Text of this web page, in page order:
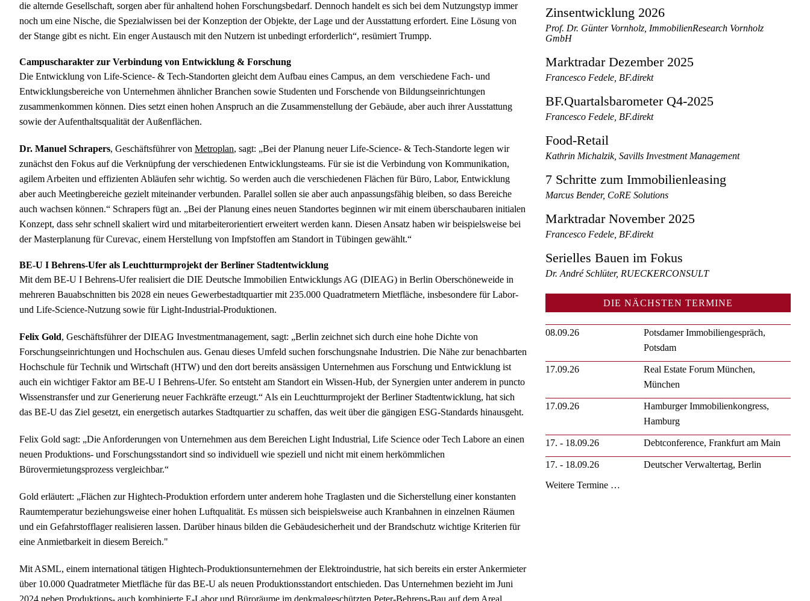
die alternde Gesellschaft, sorgen aber für anhaltend hohen Forschungsbedarf. Dennoch handelt es sich bei dem Nutzungstyp immer
noch um eine Nische, die Spezialwissen bei der Konzeption der Objekte, der Lage und der Ausstattung erfordert. Eine Lösung von
der Stange gibt es nicht. Ein enger Austausch mit den Nutzern ist unbedingt erforderlich“, resümiert Trumpp.
Campuscharakter zur Verbindung von Entwicklung & Forschung
Die Entwicklung von Life-Science- & Tech-Standorten gleicht dem Aufbau eines Campus, an dem verschiedene Fach- und
Entwicklungsbereiche von Unternehmen ähnlicher Branchen sowie Studenten und Forschende von Bildungseinrichtungen
zusammenkommen können. Dies setzt einen hohen Anspruch an die Zusammenstellung der Gebäude, aber auch ihrer Ausstattung
sowie der Aufenthaltsqualität der Außenflächen.
Dr. Manuel Schrapers, Geschäftsführer von Metroplan, sagt: „Bei der Planung neuer Life-Science- & Tech-Standorte legen wir
zunächst den Fokus auf die Verknüpfung der verschiedenen Entwicklungsteams. Für sie ist die Verbindung von Kommunikation,
agilem Arbeiten und effizienten Abläufen sehr wichtig. So werden auch die verschiedenen Flächen für Büro, Labor, Entwicklung
aber auch Meetingbereiche gezielt miteinander verbunden. Parallel sollen sie aber auch anpassungsfähig bleiben, so dass Bereiche
auch wachsen können.“ Schrapers fügt an. „Bei der Planung eines neuen Standortes beginnen wir mit einem überschaubaren initialen
Konzept, dass sehr schnell skaliert wird und mitarbeiterorientiert erweitert werden kann. Diesen Ansatz haben wir beispielsweise bei
der Masterplanung für Curevac, einem Herstellung von Impfstoffen am Standort in Tübingen gewählt.“
BE-U I Behrens-Ufer als Leuchtturmprojekt der Berliner Stadtentwicklung
Mit dem BE-U I Behrens-Ufer realisiert die DIE Deutsche Immobilien Entwicklungs AG (DIEAG) in Berlin Oberschöneweide in
mehreren Bauabschnitten bis 2028 ein neues Gewerbestadtquartier mit 235.000 Quadratmetern Mietfläche, insbesondere für Labor-
und Life-Science-Nutzung sowie für Light-Industrial-Produktionen.
Felix Gold, Geschäftsführer der DIEAG Investmentmanagement, sagt: „Berlin zeichnet sich durch eine hohe Dichte von
Forschungseinrichtungen und Hochschulen aus. Genau dieses Umfeld suchen forschungsnahe Industrien. Die Nähe zur benachbarten
Hochschule für Technik und Wirtschaft (HTW) und den dort bereits ansässigen Unternehmen aus Forschung und Entwicklung ist
auch ein wichtiger Faktor am BE-U I Behrens-Ufer. So entsteht am Standort ein Wissen-Hub, der Synergien unter anderem in puncto
Wissenstransfer und zur Generierung neuer Fachkräfte erzeugt.“ Als ein Leuchtturmprojekt der Berliner Stadtentwicklung, hat sich
das BE-U das Ziel gesetzt, ein energetisch autarkes Stadtquartier zu schaffen, das weit über die gängigen ESG-Standards hinausgeht.
Felix Gold sagt: „Die Anforderungen von Unternehmen aus dem Bereichen Light Industrial, Life Science oder Tech Labore an einen
neuen Produktions- und Forschungsstandort sind so individuell wie speziell und nicht mit einem herkömmlichen
Bürovermietungsprozess vergleichbar.“
Gold erläutert: „Flächen zur Hightech-Produktion erfordern unter anderem hohe Traglasten und die Sicherstellung einer konstanten
Raumtemperatur beziehungsweise einer hohen Luftqualität. Es müssen sich beispielsweise auch Kranbahnen in einzelnen Räumen
und ein Gefahrstofflager realisieren lassen. Darüber hinaus bilden die Gebäudesicherheit und der Brandschutz wichtige Kriterien für
eine Anmietbarkeit in diesem Bereich."
Mit ASML, einem international tätigen Hightech-Produktionsunternehmen der Elektroindustrie, hat sich bereits ein erster Ankermieter
über 10.000 Quadratmeter Mietfläche für das BE-U als neuen Produktionsstandort entschieden. Das Unternehmen bezieht im Juni
2024 neben Produktions- auch kombinierte E-Labor und Büroräume im denkmalgeschützten Peter-Behrens-Bau auf dem Areal.
Zinsentwicklung 2026
Prof. Dr. Günter Vornholz, ImmobilienResearch Vornholz
GmbH
Marktradar Dezember 2025
Francesco Fedele, BF.direkt
BF.Quartalsbarometer Q4-2025
Francesco Fedele, BF.direkt
Food-Retail
Kathrin Michalzik, Savills Investment Management
7 Schritte zum Immobilienleasing
Marcus Bender, CoRE Solutions
Marktradar November 2025
Francesco Fedele, BF.direkt
Serielles Bauen im Fokus
Dr. André Schlüter, RUECKERCONSULT
DIE NÄCHSTEN TERMINE
08.09.26
Potsdamer Immobiliengespräch,
Potsdam
17.09.26
Real Estate Forum München,
München
17.09.26
Hamburger Immobilienkongress,
Hamburg
17. - 18.09.26 Debtconference, Frankfurt am Main
17. - 18.09.26
Deutscher Verwaltertag, Berlin
Weitere Termine …